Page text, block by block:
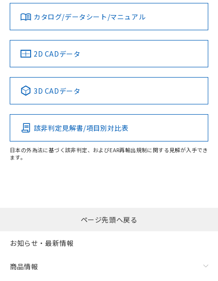
ダウンロードデータをご利用いただく前に、以下を必ずお読
みください。
ソフトウェアの使用条件
対応済み
中国 RoHS 注意事項・凡例
Pb Hg Cd Cr(VI)
O
この製品のRoHS/REACH対応状況ページへ
LR型式承認
（イギリス
船舶規格）
DNV型式承認
（ノルウェー
BV型式承認
（フランス
KR型式
（韓国
Yes No No No
この製品の規格認証/適合状況ページへ
その他の認証はこちらのページからご検索ください
カタログ/データシート/マニュアル
2D CADデータ
3D CADデータ
該非判定見解書/項目別対比表
日本の外為法に基づく該非判定、およびEAR再輸出規制に関する見解が入手でき
ます。
ページ先頭へ戻る
お知らせ・最新情報
商品情報